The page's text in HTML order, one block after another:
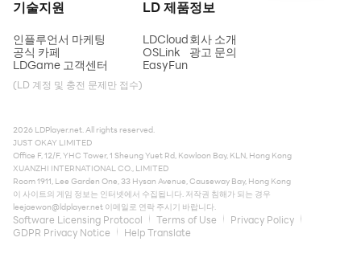
기술지원
인플루언서 마케팅
공식 카페
LDGame 고객센터
(LD 계정 및 충전 문제만 접수)
LD 제품
LDCloud
OSLink
EasyFun
정보
회사 소개
광고 문의
2026 LDPlayer.net. All rights reserved.
JUST OKAY LIMITED
Office F, 12/F, YHC Tower, 1 Sheung Yuet Rd, Kowloon Bay, KLN, Hong Kong
XUANZHI INTERNATIONAL CO., LIMITED
Room 1911, Lee Garden One, 33 Hysan Avenue, Causeway Bay, Hong Kong
이 사이트의 게임 정보는 인터넷에서 수집됩니다. 저작권 침해가 되는 경우
leejaewon@ldplayer.net 이메일로 연락 주시기 바랍니다.
Software Licensing Protocol Terms of Use
Privacy Policy
GDPR Privacy Notice
Help Translate